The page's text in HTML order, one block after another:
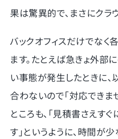
果は驚異的で、まさにクラ
バックオフィスだけでな
ます。たとえば急きょ外部
い事態が発生したときに
合わないので「対応できま
ところも、「見積書さえす
す」というように、時間が